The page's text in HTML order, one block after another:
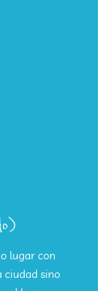
lugar con
ciudad sino